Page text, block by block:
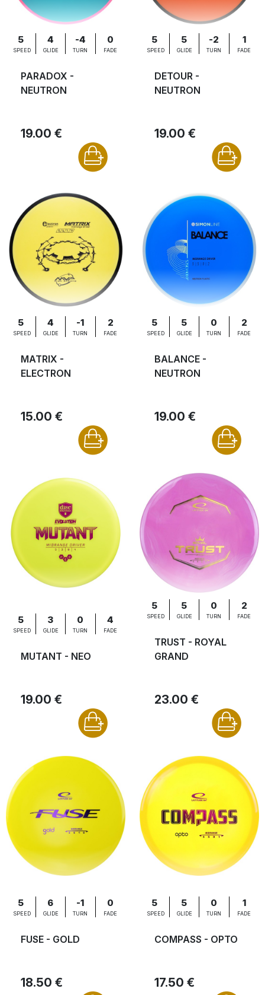
5
SPEED
4
GLIDE
-4
TURN
0
FADE
PARADOX -
NEUTRON
19.00 €
5
SPEED
5
GLIDE
-2
TURN
1
FADE
DETOUR -
NEUTRON
19.00 €
5
SPEED
4
GLIDE
-1
TURN
2
FADE
MATRIX -
ELECTRON
15.00 €
5
SPEED
5
GLIDE
0
TURN
2
FADE
BALANCE -
NEUTRON
19.00 €
5
SPEED
3
GLIDE
0
TURN
4
FADE
MUTANT - NEO
19.00 €
5
SPEED
5
GLIDE
0
TURN
2
FADE
TRUST - ROYAL
GRAND
23.00 €
5
SPEED
6
GLIDE
-1
TURN
0
FADE
FUSE - GOLD
18.50 €
5
SPEED
5
GLIDE
0
TURN
1
FADE
COMPASS - OPTO
17.50 €